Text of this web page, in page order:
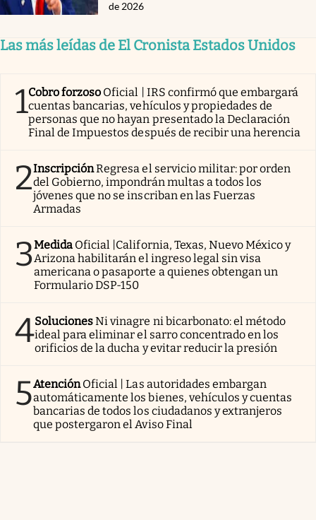
de 2026
Las más leídas de El Cronista Estados Unidos
1Cobro forzoso Oficial | IRS confirmó que embargará
cuentas bancarias, vehículos y propiedades de
personas que no hayan presentado la Declaración
Final de Impuestos después de recibir una herencia
2InscripciónRegresa el servicio militar: por orden
del Gobierno, impondrán multas a todos los
jóvenes que no se inscriban en las Fuerzas
Armadas
3Medida Oficial |California, Texas, Nuevo México y
Arizona habilitarán el ingreso legal sin visa
americana o pasaporte a quienes obtengan un
Formulario DSP-150
4SolucionesNi vinagre ni bicarbonato: el método
ideal para eliminar el sarro concentrado en los
orificios de la ducha y evitar reducir la presión
5AtenciónOficial | Las autoridades embargan
automáticamente los bienes, vehículos y cuentas
bancarias de todos los ciudadanos y extranjeros
que postergaron el Aviso Final